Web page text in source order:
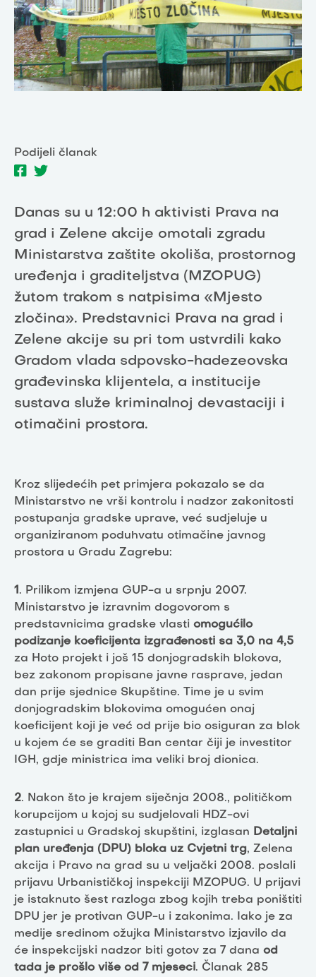
Podijeli članak
Danas su u 12:00 h aktivisti Prava na
grad i Zelene akcije omotali zgradu
Ministarstva zaštite okoliša, prostornog
uređenja i graditeljstva (MZOPUG)
žutom trakom s natpisima «Mjesto
zločina». Predstavnici Prava na grad i
Zelene akcije su pri tom ustvrdili kako
Gradom vlada sdpovsko-hadezeovska
građevinska klijentela, a institucije
sustava služe kriminalnoj devastaciji i
otimačini prostora.
Kroz slijedećih pet primjera pokazalo se da
Ministarstvo ne vrši kontrolu i nadzor zakonitosti
postupanja gradske uprave, već sudjeluje u
organiziranom poduhvatu otimačine javnog
prostora u Gradu Zagrebu:
1. Prilikom izmjena GUP-a u srpnju 2007.
Ministarstvo je izravnim dogovorom s
predstavnicima gradske vlasti omogućilo
podizanje koeficijenta izgrađenosti sa 3,0 na 4,5
za Hoto projekt i još 15 donjogradskih blokova,
bez zakonom propisane javne rasprave, jedan
dan prije sjednice Skupštine. Time je u svim
donjogradskim blokovima omogućen onaj
koeficijent koji je već od prije bio osiguran za blok
u kojem će se graditi Ban centar čiji je investitor
IGH, gdje ministrica ima veliki broj dionica.
2. Nakon što je krajem siječnja 2008., političkom
korupcijom u kojoj su sudjelovali HDZ-ovi
zastupnici u Gradskoj skupštini, izglasan
Detaljni
plan uređenja (DPU) bloka uz Cvjetni trg, Zelena
akcija i Pravo na grad su u veljački 2008. poslali
prijavu Urbanističkoj inspekciji MZOPUG. U prijavi
je istaknuto šest razloga zbog kojih treba poništiti
DPU jer je protivan GUP-u i zakonima. Iako je za
medije sredinom ožujka Ministarstvo izjavilo da
će inspekcijski nadzor biti gotov za 7 dana od
tada je prošlo više od 7 mjeseci. Članak 285